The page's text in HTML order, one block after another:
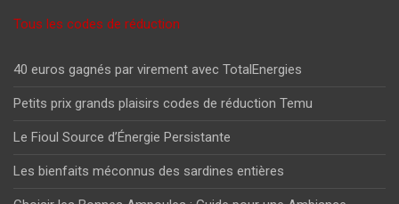
Tous les codes de réduction
40 euros gagnés par virement avec TotalEnergies
Petits prix grands plaisirs codes de réduction Temu
Le Fioul Source d’Énergie Persistante
Les bienfaits méconnus des sardines entières